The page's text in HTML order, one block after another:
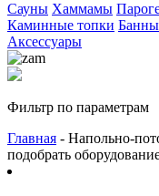
Сауны Хаммамы
Каминные топки
Аксессуары
Фильтр по параметрам
Главная - Напольно-
подобрать